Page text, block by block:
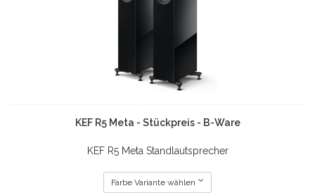
KEF R5 Meta - Stückpreis - B-Ware
KEF R5 Meta Standlautsprecher
Farbe Variante wählen